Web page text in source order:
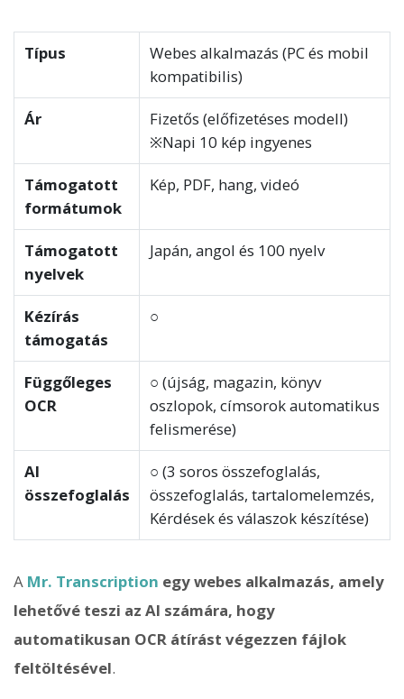
Típus
Webes alkalmazás (PC és mobil
kompatibilis)
Ár
Fizetős (előfizetéses modell)
※Napi 10 kép ingyenes
Támogatott
formátumok
Kép, PDF, hang, videó
Támogatott
nyelvek
Japán, angol és 100 nyelv
Kézírás
támogatás
○
Függőleges
OCR
○ (újság, magazin, könyv
oszlopok, címsorok automatikus
felismerése)
AI
összefoglalás
○ (3 soros összefoglalás,
összefoglalás, tartalomelemzés,
Kérdések és válaszok készítése)
A Mr. Transcription egy webes alkalmazás, amely
lehetővé teszi az AI számára, hogy
automatikusan OCR átírást végezzen fájlok
feltöltésével.